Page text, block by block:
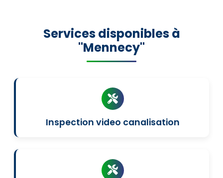
Services disponibles à
"Mennecy"
Inspection video canalisation